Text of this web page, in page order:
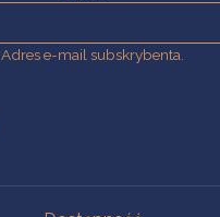
Adres e-mail subskrybenta.